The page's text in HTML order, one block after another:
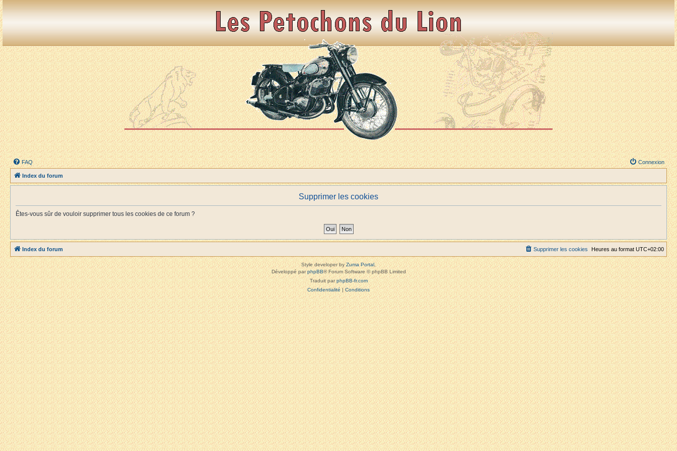
FAQ Connexion
Index du forum
Supprimer les cookies
Êtes-vous sûr de vouloir supprimer tous les cookies de ce forum ?
Index du forum Heures au format UTC+02:00
Supprimer les cookies
Style developer byZuma Portal,
Développé parphpBB® Forum Software © phpBB Limited
Traduit parphpBB-fr.com
Confidentialité|Conditions